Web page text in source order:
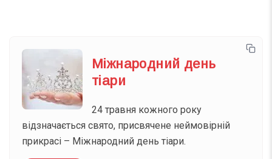
Міжнародний день
тіари
24 травня кожного року
відзначається свято, присвячене неймовірній
прикрасі – Міжнародний день тіари.